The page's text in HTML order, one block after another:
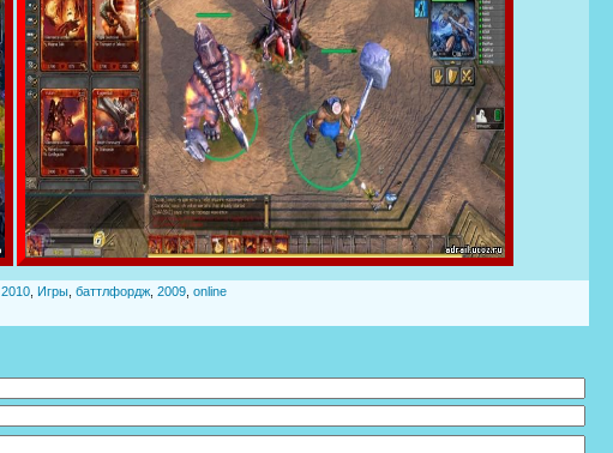
2010 Игры баттлфордж 2009 online